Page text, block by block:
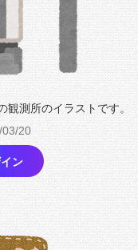
測所のイラストです。
03/20
ン